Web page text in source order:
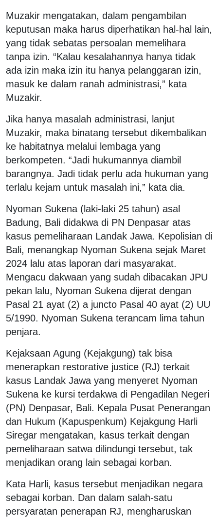
Muzakir mengatakan, dalam pengambilan
keputusan maka harus diperhatikan hal-hal lain,
yang tidak sebatas persoalan memelihara
tanpa izin. “Kalau kesalahannya hanya tidak
ada izin maka izin itu hanya pelanggaran izin,
masuk ke dalam ranah administrasi,” kata
Muzakir.
Jika hanya masalah administrasi, lanjut
Muzakir, maka binatang tersebut dikembalikan
ke habitatnya melalui lembaga yang
berkompeten. “Jadi hukumannya diambil
barangnya. Jadi tidak perlu ada hukuman yang
terlalu kejam untuk masalah ini,” kata dia.
Nyoman Sukena (laki-laki 25 tahun) asal
Badung, Bali didakwa di PN Denpasar atas
kasus pemeliharaan Landak Jawa. Kepolisian di
Bali, menangkap Nyoman Sukena sejak Maret
2024 lalu atas laporan dari masyarakat.
Mengacu dakwaan yang sudah dibacakan JPU
pekan lalu, Nyoman Sukena dijerat dengan
Pasal 21 ayat (2) a juncto Pasal 40 ayat (2) UU
5/1990. Nyoman Sukena terancam lima tahun
penjara.
Kejaksaan Agung (Kejakgung) tak bisa
menerapkan restorative justice (RJ) terkait
kasus Landak Jawa yang menyeret Nyoman
Sukena ke kursi terdakwa di Pengadilan Negeri
(PN) Denpasar, Bali. Kepala Pusat Penerangan
dan Hukum (Kapuspenkum) Kejakgung Harli
Siregar mengatakan, kasus terkait dengan
pemeliharaan satwa dilindungi tersebut, tak
menjadikan orang lain sebagai korban.
Kata Harli, kasus tersebut menjadikan negara
sebagai korban. Dan dalam salah-satu
persyaratan penerapan RJ, mengharuskan